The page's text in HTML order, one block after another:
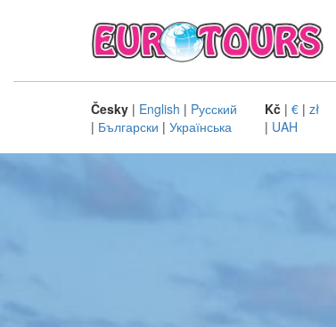
Česky | English | Pусский
| Български | Українська
Kč | € | zł
| UAH